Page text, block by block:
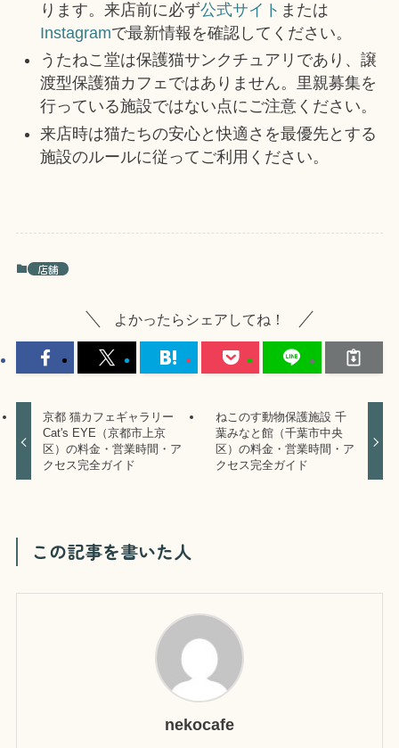
ります。来店前に必ず公式サイト または
Instagramで最新情報を確認してください。
うたねこ堂は保護猫サンクチュアリであり、譲
渡型保護猫カフェではありません。里親募集を
行っている施設ではない点にご注意ください。
来店時は猫たちの安心と快適さを最優先とする
施設のルールに従ってご利用ください。
店舗
よかったらシェアしてね！
京都 猫カフェギャラリー
Cat's EYE（京都市上京
区）の料金・営業時間・ア
クセス完全ガイド
ねこのす動物保護施設 千
葉みなと館（千葉市中央
区）の料金・営業時間・ア
クセス完全ガイド
この記事を書いた人
nekocafe